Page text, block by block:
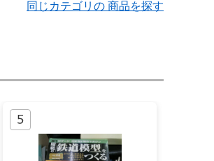
同じカテゴリの 商品を探す